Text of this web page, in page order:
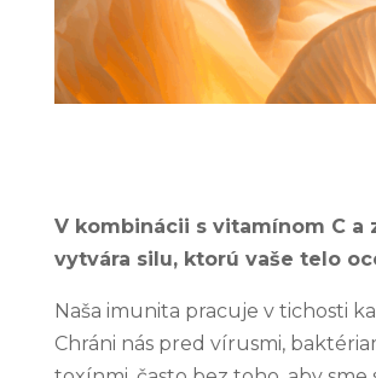
V kombinácii s vitamínom C a
vytvára silu, ktorú vaše telo
Naša imunita pracuje v tichosti
Chráni nás pred vírusmi,